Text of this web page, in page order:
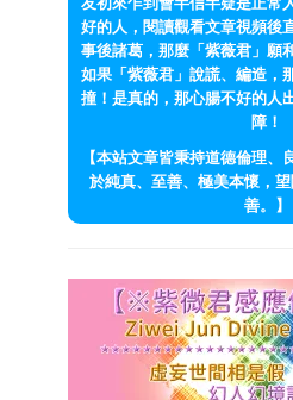
好的人，閱讀觀看文章視頻後
事後諸葛，那麼「紫薇君」願
如果「紫薇君」說謊、編造，
撞！是真的，那心腸不好的人
障！
【本站文章皆秉持道德倫理、
於純真、至善、極美本懷，
善。】